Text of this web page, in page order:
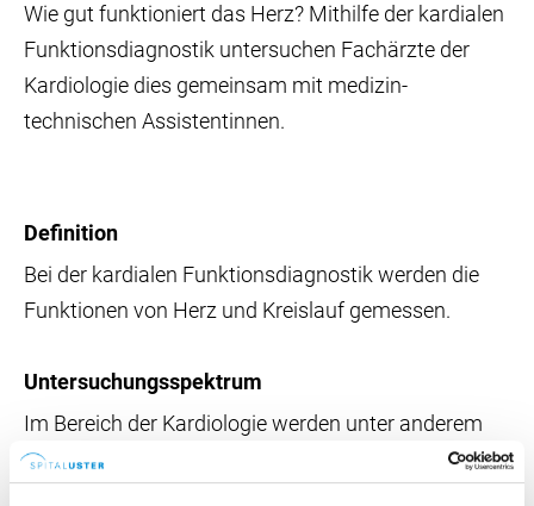
Wie gut funktioniert das Herz? Mithilfe der kardialen
Funktionsdiagnostik untersuchen Fachärzte der
Kardiologie dies gemeinsam mit medizin-
technischen Assistentinnen.
Definition
Bei der kardialen Funktionsdiagnostik werden die
Funktionen von Herz und Kreislauf gemessen.
Untersuchungsspektrum
Im Bereich der Kardiologie werden unter anderem
die folgenden Untersuchungen zur Feststellung von